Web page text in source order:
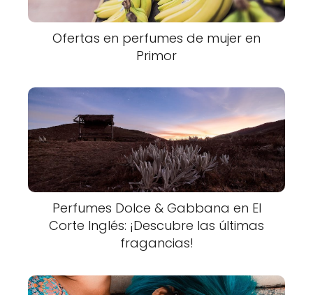
Ofertas en perfumes de mujer en
Primor
Perfumes Dolce & Gabbana en El
Corte Inglés: ¡Descubre las últimas
fragancias!